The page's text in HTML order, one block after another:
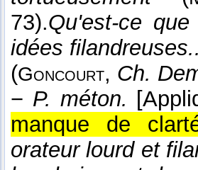
73).Qu'est-ce
idées
(Goncourt, Ch.
− P. méton.
manque de
orateur lourd et